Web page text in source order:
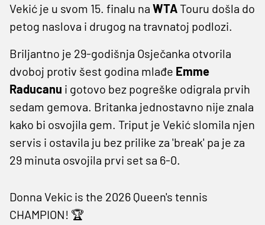
Vekić je u svom 15. finalu na WTATouru došla do
petog naslova i drugog na travnatoj podlozi.
Briljantno je 29-godišnja Osječanka otvorila
dvoboj protiv šest godina mlađe Emme
Raducanu i gotovo bez pogreške odigrala prvih
sedam gemova. Britanka jednostavno nije znala
kako bi osvojila gem. Triput je Vekić slomila njen
servis i ostavila ju bez prilike za 'break' pa je za
29 minuta osvojila prvi set sa 6-0.
Donna Vekic is the 2026 Queen's tennis
CHAMPION! 🏆